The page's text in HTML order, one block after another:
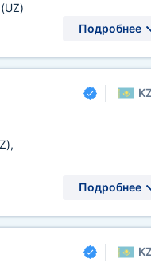
(UZ)
Подробнее
,
Подробнее